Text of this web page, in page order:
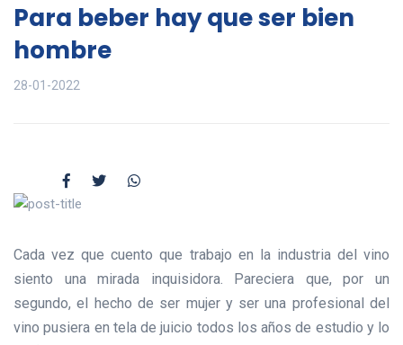
Para beber hay que ser bien
hombre
28-01-2022
Cada vez que cuento que trabajo en la industria del vino
siento una mirada inquisidora. Pareciera que, por un
segundo, el hecho de ser mujer y ser una profesional del
vino pusiera en tela de juicio todos los años de estudio y lo